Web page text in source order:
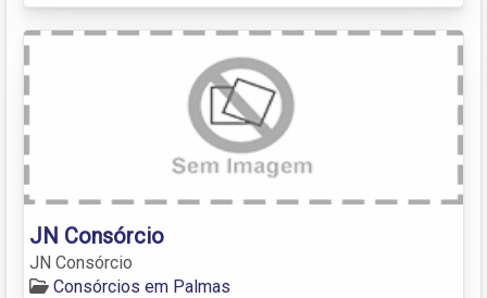
JN Consórcio
JN Consórcio
Consórcios em Palmas